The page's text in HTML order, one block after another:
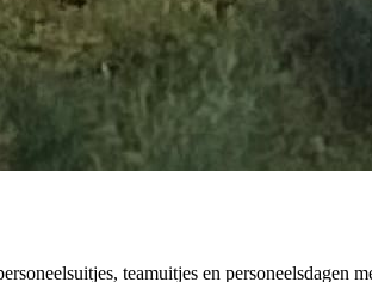
teamuitjes en